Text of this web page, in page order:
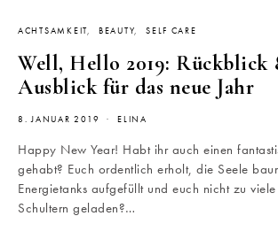
ACHTSAMKEIT BEAUTY SELF CARE
Well, Hello 2019: Rückblick
Ausblick für das neue Jahr
8. JANUAR 2019 ELINA
Happy New Year! Habt ihr auch einen
gehabt? Euch ordentlich erholt, die Seele
Energietanks aufgefüllt und euch nicht zu
Schultern geladen?…